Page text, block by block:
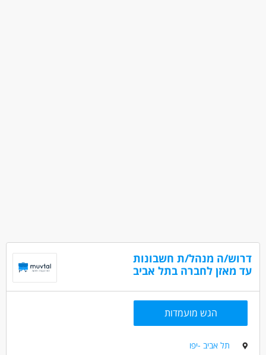
דרוש/ה מנהל/ת חשבונות
עד מאזן לחברה בתל אביב
הגש מועמדות
תל אביב -יפו